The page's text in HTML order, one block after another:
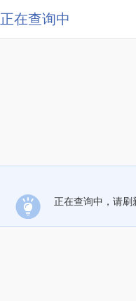
正在查询中
正在查询中，请刷